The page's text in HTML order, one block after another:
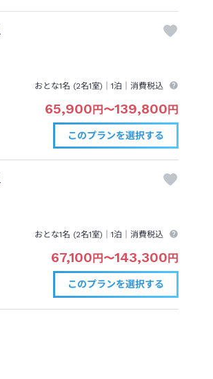
おとな1名 (2名1室)｜1泊 ｜消費税込
65,900円〜139,800円
このプランを選択する
おとな1名 (2名1室)｜1泊 ｜消費税込
67,100 円 〜143,300 円
このプランを選択する